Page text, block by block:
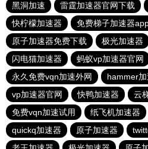
黑洞加速
雷霆加速器官网下载
快柠檬加速器
免费梯子加速器
原子加速器免费下载
极光加速器
闪电猫加速器
蚂蚁vp加速器官网
永久免费vqn加速外网
hammer加
vp加速器官网
快鸭加速器 云
免费vqn加速试用
纸飞机加速器
quickq加速器
原子加速器